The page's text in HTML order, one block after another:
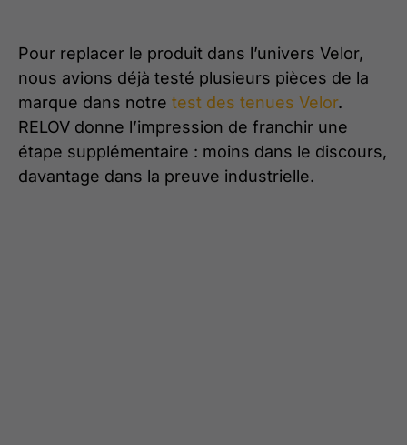
Pour replacer le produit dans l’univers Velor,
nous avions déjà testé plusieurs pièces de la
marque dans notre test des tenues Velor.
RELOV donne l’impression de franchir une
étape supplémentaire : moins dans le discours,
davantage dans la preuve industrielle.